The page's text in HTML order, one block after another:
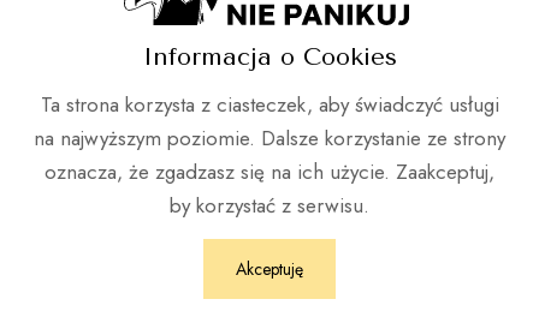
Dwa niezbędne czynniki do pokonania nerwicy
Informacja o Cookies
Ta strona korzysta z ciasteczek, aby świadczyć usługi
na najwyższym poziomie. Dalsze korzystanie ze strony
oznacza, że zgadzasz się na ich użycie. Zaakceptuj,
by korzystać z serwisu.
Akceptuję